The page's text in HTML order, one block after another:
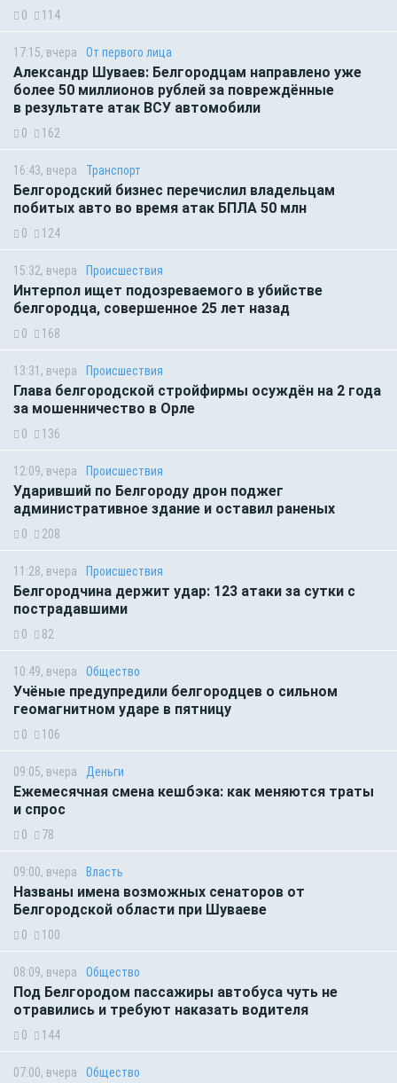
0 114
17:15, вчера От первого лица
Александр Шуваев: Белгородцам направлено уже
более 50 миллионов рублей за повреждённые
в результате атак ВСУ автомобили
0 162
16:43, вчера Транспорт
Белгородский бизнес перечислил владельцам
побитых авто во время атак БПЛА 50 млн
0 124
15:32, вчера Происшествия
Интерпол ищет подозреваемого в убийстве
белгородца, совершенное 25 лет назад
0 168
13:31, вчера Происшествия
Глава белгородской стройфирмы осуждён на 2 года
за мошенничество в Орле
0 136
12:09, вчера Происшествия
Ударивший по Белгороду дрон поджег
административное здание и оставил раненых
0 208
11:28, вчера Происшествия
Белгородчина держит удар: 123 атаки за сутки с
пострадавшими
0 82
10:49, вчера Общество
Учёные предупредили белгородцев о сильном
геомагнитном ударе в пятницу
0 106
09:05, вчера Деньги
Ежемесячная смена кешбэка: как меняются траты
и спрос
0 78
09:00, вчера Власть
Названы имена возможных сенаторов от
Белгородской области при Шуваеве
0 100
08:09, вчера Общество
Под Белгородом пассажиры автобуса чуть не
отравились и требуют наказать водителя
0 144
07:00, вчера Общество